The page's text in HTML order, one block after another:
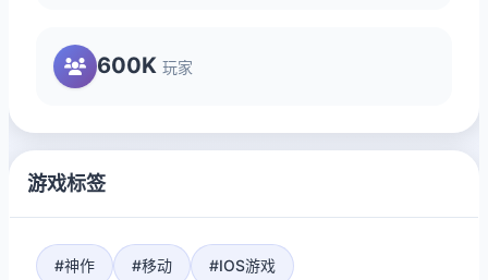
600K 玩家
游戏标签
#神作 #移动 #IOS游戏